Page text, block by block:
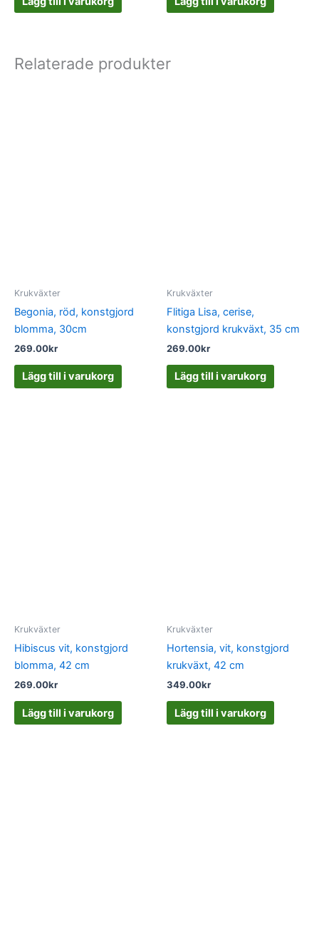
Relaterade produkter
Krukväxter
Begonia, röd, konstgjord
blomma, 30cm
269.00kr
Lägg till i varukorg
Krukväxter
Flitiga Lisa, cerise,
konstgjord krukväxt, 35 cm
269.00kr
Lägg till i varukorg
Krukväxter
Hibiscus vit, konstgjord
blomma, 42 cm
269.00kr
Lägg till i varukorg
Krukväxter
Hortensia, vit, konstgjord
krukväxt, 42 cm
349.00kr
Lägg till i varukorg